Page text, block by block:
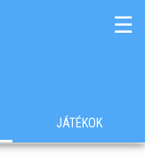
☰
JÁTÉKOK